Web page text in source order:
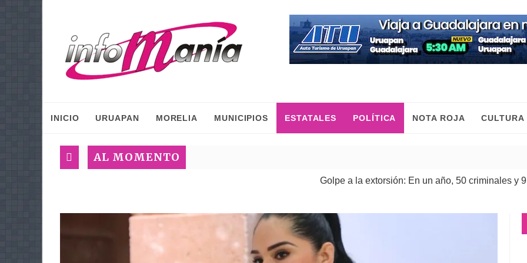
INICIO URUAPAN MORELIA MUNICIPIOS ESTATALES POLÍTICA NOTA ROJA CULTURA
AL MOMENTO
Golpe a la extorsión: En un año, 50 criminales y 9